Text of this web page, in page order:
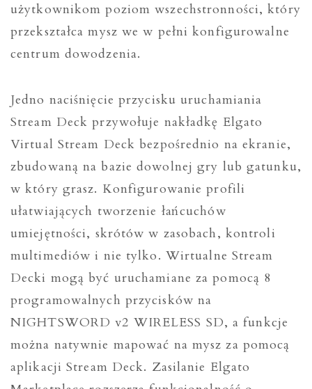
użytkownikom poziom wszechstronności, który
przekształca mysz we w pełni konfigurowalne
centrum dowodzenia.
Jedno naciśnięcie przycisku uruchamiania
Stream Deck przywołuje nakładkę Elgato
Virtual Stream Deck bezpośrednio na ekranie,
zbudowaną na bazie dowolnej gry lub gatunku,
w który grasz. Konfigurowanie profili
ułatwiających tworzenie łańcuchów
umiejętności, skrótów w zasobach, kontroli
multimediów i nie tylko. Wirtualne Stream
Decki mogą być uruchamiane za pomocą 8
programowalnych przycisków na
NIGHTSWORD v2 WIRELESS SD, a funkcje
można natywnie mapować na mysz za pomocą
aplikacji Stream Deck. Zasilanie Elgato